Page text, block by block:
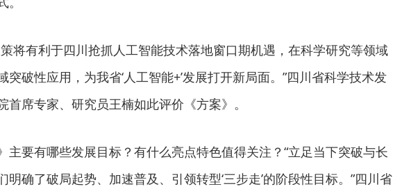
将有利于四川抢抓人工智能技术落地窗口期机遇，在科学研究等领域
突破性应用，为我省‘人工智能+’发展打开新局面。”四川省科学技术发
首席专家、研究员王楠如此评价《方案》。
主要有哪些发展目标？有什么亮点特色值得关注？“立足当下突破与长
明确了破局起势、加速普及、引领转型‘三步走’的阶段性目标。”四川省